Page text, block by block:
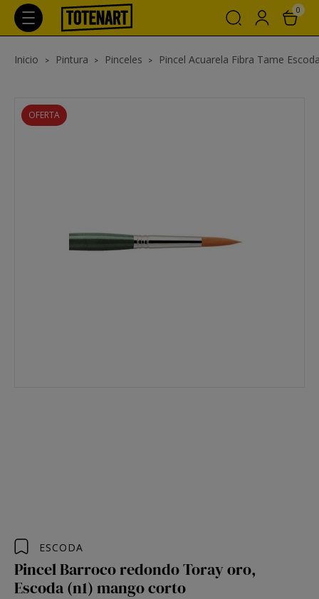
0
Inicio Pintura Pinceles Pincel Acuarela Fibra Tame
OFERTA
ESCODA
Pincel Barroco redondo Toray oro,
Escoda (n1) mango corto